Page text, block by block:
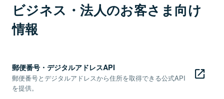
ビジネス・法人のお客さま向け
情報
郵便番号・デジタルアドレスAPI
郵便番号とデジタルアドレスから住所を取得できる公式API
を提供。